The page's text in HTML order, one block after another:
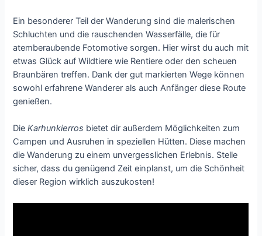
Ein besonderer Teil der Wanderung sind die malerischen
Schluchten und die rauschenden Wasserfälle, die für
atemberaubende Fotomotive sorgen. Hier wirst du auch mit
etwas Glück auf Wildtiere wie Rentiere oder den scheuen
Braunbären treffen. Dank der gut markierten Wege können
sowohl erfahrene Wanderer als auch Anfänger diese Route
genießen.
DieKarhunkierros bietet dir außerdem Möglichkeiten zum
Campen und Ausruhen in speziellen Hütten. Diese machen
die Wanderung zu einem unvergesslichen Erlebnis. Stelle
sicher, dass du genügend Zeit einplanst, um die Schönheit
dieser Region wirklich auszukosten!